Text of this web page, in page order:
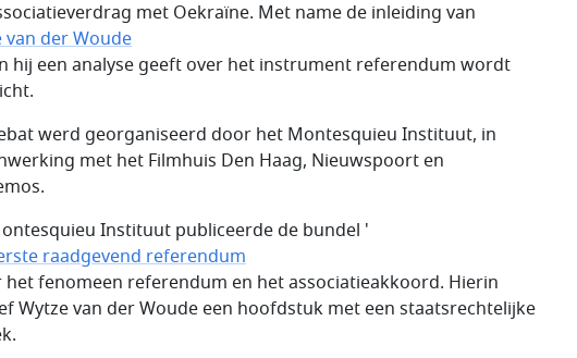
met Oekraïne. Met name de inleiding van
van der Woude
hij een analyse geeft over het instrument referendum wordt
werd georganiseerd door het Montesquieu Instituut, in
met het Filmhuis Den Haag, Nieuwspoort en
Instituut publiceerde de bundel '
raadgevend referendum
het fenomeen referendum en het associatieakkoord. Hierin
Wytze van der Woude een hoofdstuk met een staatsrechtelijke